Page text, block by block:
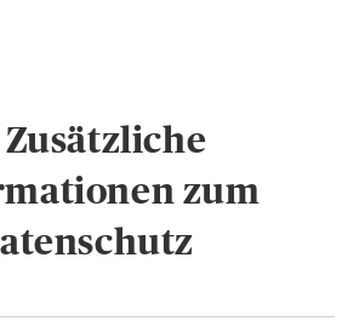
Zusätzliche
zum